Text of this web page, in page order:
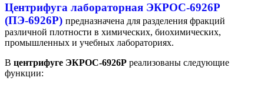
Центрифуга лабораторная ЭКРОС-6926Р
(ПЭ-6926Р) предназначена для разделения фракций
различной плотности в химических, биохимических,
промышленных и учебных лабораториях.
В центрифуге ЭКРОС-6926Р реализованы следующие
функции: